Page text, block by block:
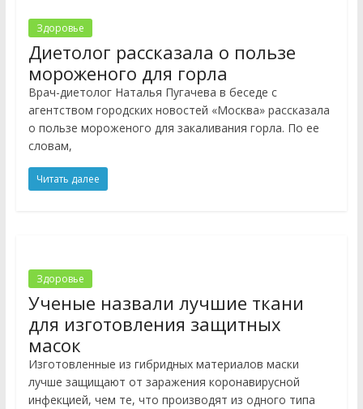
Здоровье
Диетолог рассказала о пользе
мороженого для горла
Врач-диетолог Наталья Пугачева в беседе с
агентством городских новостей «Москва» рассказала
о пользе мороженого для закаливания горла. По ее
словам,
Читать далее
Здоровье
Ученые назвали лучшие ткани
для изготовления защитных
масок
Изготовленные из гибридных материалов маски
лучше защищают от заражения коронавирусной
инфекцией, чем те, что производят из одного типа